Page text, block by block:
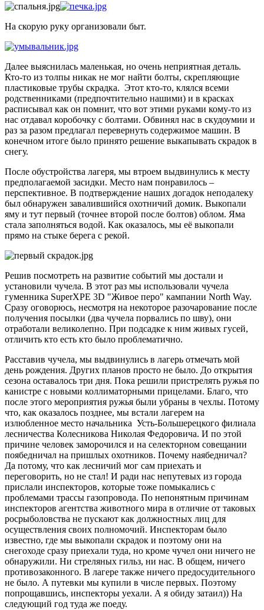
На скорую руку организовали быт.
Далее выяснилась маленькая, но очень неприятная деталь.
Кто-то из толпы никак не мог найти болты, скрепляющие
пластиковые трубы скрадка. Этот кто-то, клялся всеми
родственниками (предпочтительно нашими) и в красках
расписывал как он помнит, что вот этими руками кому-то из
нас отдавал коробочку с болтами. Обвинял нас в скудоумии и
раз за разом предлагал перевернуть содержимое машин. В
конечном итоге было принято решение выкапывать скрадок в
снегу.
После обустройства лагеря, мы втроем выдвинулись к месту
предполагаемой засидки. Место нам понравилось –
перспективное. В подтверждение наших догадок неподалеку
был обнаружен завалившийся охотничий домик. Выкопали
яму и тут первый (точнее второй после болтов) облом. Яма
стала заполняться водой. Как оказалось, мы её выкопали
прямо на стыке берега с рекой.
Решив посмотреть на развитие событий мы достали и
установили чучела. В этот раз мы использовали чучела
гуменника SuperXPE 3D "Живое перо" кампании North Way.
Сразу оговорюсь, несмотря на некоторое разочарование после
получения посылки (два чучела порвались по шву), они
отработали великолепно. При подсадке к ним живых гусей,
отличить кто есть кто было проблематично.
Расставив чучела, мы выдвинулись в лагерь отмечать мой
день рождения. Других планов просто не было. До открытия
сезона оставалось три дня. Пока решили пристрелять ружья по
канистре с новыми коллиматорными прицелами. Благо, что
после этого мероприятия ружья были убраны в чехлы. Потому
что, как оказалось позднее, мы встали лагерем на
излюбленное место начальника Усть-Большерецкого филиала
лесничества Колесникова Николая Федоровича. И по этой
причине человек заморочился и на селекторном совещании
поябедничал на пришлых охотников. Почему наябедничал?
Да потому, что как лесничий мог сам приехать и
переговорить, но не стал! И ради нас непутевых из города
прислали инспекторов, которые тоже помыкались с
проблемами трассы газопровода. По непонятным причинам
инспекторов агентства животного мира в отличие от таковых
росрыболовства не пускают как должностных лиц для
осуществления своих полномочий. Инспекторам было
известно, где мы выкопали скрадок и поэтому они на
снегоходе сразу приехали туда, но кроме чучел они ничего не
обнаружили. Ни стреляных гильз, ни нас. В общем, ничего
противозаконного. В лагере также ничего предосудительного
не было. А путевки мы купили в числе первых. Поэтому
попрощавшись, инспекторы уехали. А я обиду затаил)) На
следующий год туда же поеду.